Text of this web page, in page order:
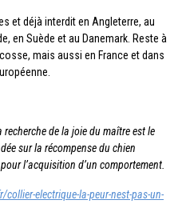
et déjà interdit en Angleterre, au
en Suède et au Danemark. Reste à
mais aussi en France et dans
de la joie du maître est le
sur la récompense du chien
l’acquisition d’un comportement.
electrique-la-peur-nest-pas-un-